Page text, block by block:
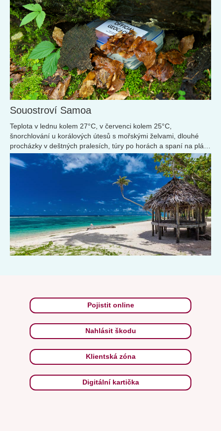
Souostroví Samoa
Teplota v lednu kolem 27°C, v červenci kolem 25°C,
šnorchlování u korálových útesů s mořskými želvami, dlouhé
procházky v deštných pralesích, túry po horách a spaní na pláži.
Vítejte na souostroví Samoa, kde vás budou Samojci a
Samojčanky vítat s upřímným úsměvem od ucha k uchu
pozdravem: „Talofa!“ (Ahoj).
Pojistit online
Nahlásit škodu
Klientská zóna
Digitální kartička